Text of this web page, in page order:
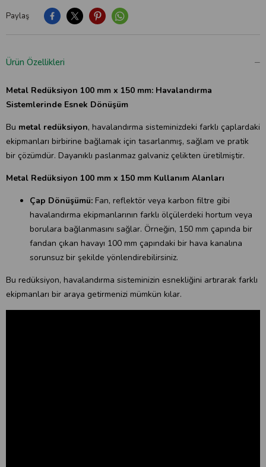
Paylaş
Ürün Özellikleri
Metal Redüksiyon 100 mm x 150 mm: Havalandırma
Sistemlerinde Esnek Dönüşüm
Bu metal redüksiyon, havalandırma sisteminizdeki farklı çaplardaki
ekipmanları birbirine bağlamak için tasarlanmış, sağlam ve pratik
bir çözümdür. Dayanıklı paslanmaz galvaniz çelikten üretilmiştir.
Metal Redüksiyon 100 mm x 150 mm Kullanım Alanları
Çap Dönüşümü: Fan, reflektör veya karbon filtre gibi
havalandırma ekipmanlarının farklı ölçülerdeki hortum veya
borulara bağlanmasını sağlar. Örneğin, 150 mm çapında bir
fandan çıkan havayı 100 mm çapındaki bir hava kanalına
sorunsuz bir şekilde yönlendirebilirsiniz.
Bu redüksiyon, havalandırma sisteminizin esnekliğini artırarak farklı
ekipmanları bir araya getirmenizi mümkün kılar.